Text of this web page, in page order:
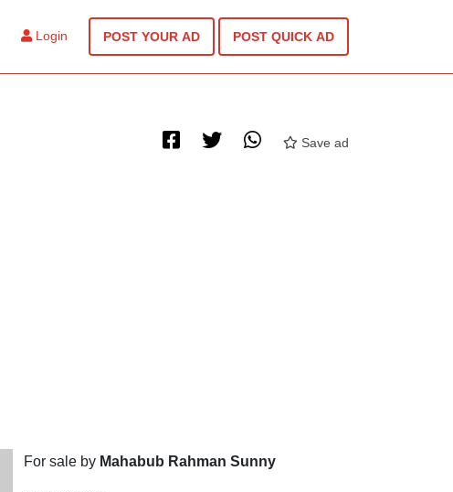
Login POST YOUR AD POST QUICK AD
Save ad
For sale by Mahabub Rahman Sunny